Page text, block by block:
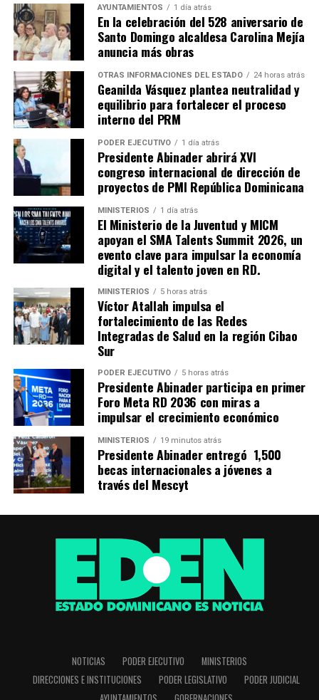
AYUNTAMIENTOS 1 día atrás
En la celebración del 528 aniversario de
Santo Domingo alcaldesa Carolina Mejía
anuncia más obras
OTRAS INFORMACIONES DEL ESTADO 24 horas atrás
Geanilda Vásquez plantea neutralidad y
equilibrio para fortalecer el proceso
interno del PRM
PODER EJECUTIVO 1 día atrás
Presidente Abinader abrirá XVI
congreso internacional de dirección de
proyectos de PMI República Dominicana
MINISTERIOS 1 día atrás
El Ministerio de la Juventud y MICM
apoyan el SMA Talents Summit 2026, un
evento clave para impulsar la economía
digital y el talento joven en RD.
MINISTERIOS 5 horas atrás
Víctor Atallah impulsa el
fortalecimiento de las Redes
Integradas de Salud en la región Cibao
Sur
PODER EJECUTIVO 5 horas atrás
Presidente Abinader participa en primer
Foro Meta RD 2036 con miras a
impulsar el crecimiento económico
MINISTERIOS 19 minutos atrás
Presidente Abinader entregó 1,500
becas internacionales a jóvenes a
través del Mescyt
NOTICIAS PODER EJECUTIVO
MINISTERIOS
DIRECCIONES E INSTITUCIONES
PODER LEGISLATIVO
PODER JUDICIAL